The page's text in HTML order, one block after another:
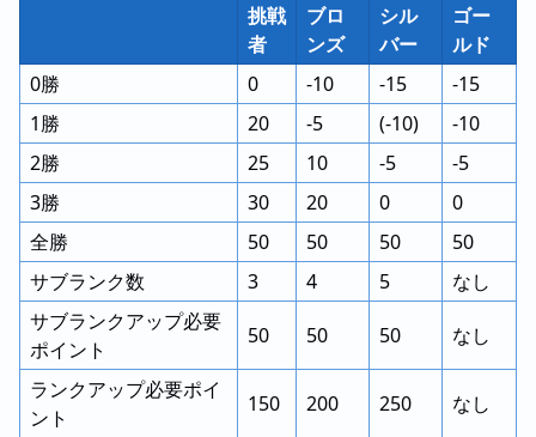
挑戦
者
ブロ
ンズ
シル
バー
ゴー
ルド
0勝
0 -10 -15
-15
1勝
20 -5 (-10)
-10
2勝
25 10 -5
-5
3勝
30 20 0
0
全勝
50 50 50
50
サブランク数
3 4 5
なし
サブランクアップ必要
ポイント
50 50 50 なし
ランクアップ必要ポイ
ント
150 200 250 なし